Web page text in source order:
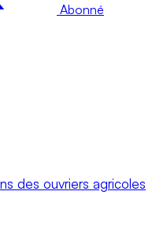
Abonné
des ouvriers agricoles